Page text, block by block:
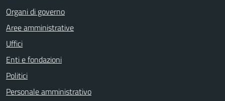
Organi di governo
Aree amministrative
Uffici
Enti e fondazioni
Politici
Personale amministrativo